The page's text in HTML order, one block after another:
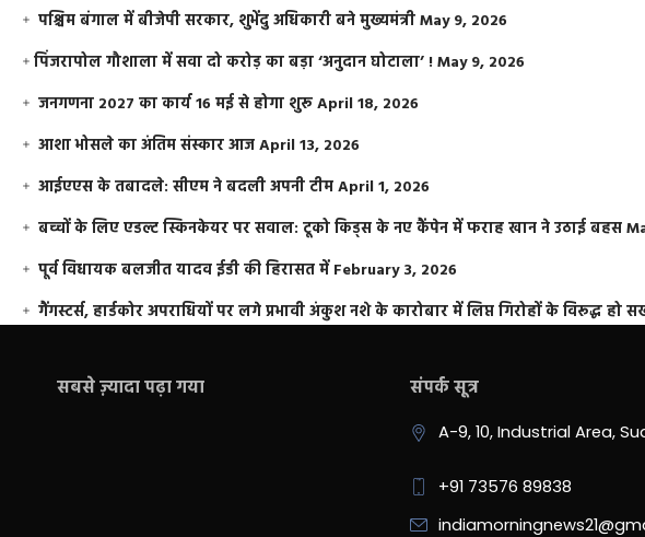
पश्चिम बंगाल में बीजेपी सरकार, शुभेंदु अधिकारी बने मुख्यमंत्रीMay 9, 2026
​पिंजरापोल गौशाला में सवा दो करोड़ का बड़ा ‘अनुदान घोटाला’ !May 9, 2026
जनगणना 2027 का कार्य 16 मई से होगा शुरूApril 18, 2026
आशा भोसले का अंतिम संस्कार आजApril 13, 2026
आईएएस के तबादले: सीएम ने बदली अपनी टीमApril 1, 2026
बच्चों के लिए एडल्ट स्किनकेयर पर सवाल: टूको किड्स के नए कैंपेन में फराह खान ने उठाई बहस
पूर्व विधायक बलजीत यादव ईडी की हिरासत में February 3, 2026
गैंगस्टर्स, हार्डकोर अपराधियों पर लगे प्रभावी अंकुश नशे के कारोबार में लिप्त गिरोहों के विरूद्ध हो
सबसे ज़्यादा पढ़ा गया संपर्क सूत्र
A-9, 10, Industrial Area,
+91 73576 89838